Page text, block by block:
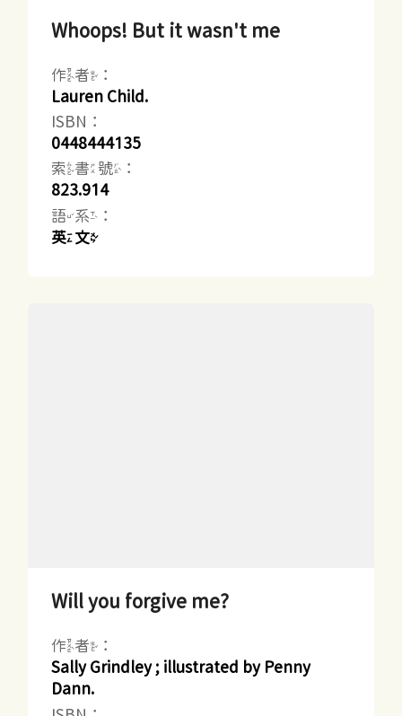
Whoops! But it wasn't me
作者：
Lauren Child.
ISBN：
0448444135
索書號：
823.914
語系：
英文
Will you forgive me?
作者：
Sally Grindley ; illustrated by Penny
Dann.